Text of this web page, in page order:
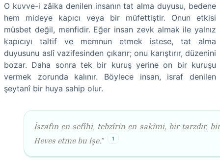
O kuvve-i zâika denilen insanın tat alma duyusu, bedene
hem mideye kapıcı veya bir müfettiştir. Onun etkisi
müsbet değil, menfidir. Eğer insan zevk almak ile yalnız
kapıcıyı taltif ve memnun etmek istese, tat alma
duyusunu as­lî vazifesinden çıkarır; onu karıştırır, düzenini
bozar. Daha sonra tek bir kuruş yerine on bir kuruşu
vermek zorunda kalınır. Böylece insan, israf denilen
şeytanî bir huya sahip olur.
İsrafın en sefîhi, tebzîrin en sakîmi, bir tarzdır,
Heves etme bu işe.”
1